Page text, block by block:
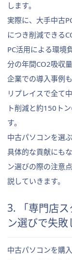
します。
実際に、大手中古
につき削減できる
PC活用による環境
分の年間CO2吸収
企業での導入事例
リプレイスで全て
ト削減と約150ト
す。
中古パソコンを選
具体的な貢献にも
ン選びの際の注意
説していきます。
3. 「専門店
ン選びで失敗
中古パソコンを購